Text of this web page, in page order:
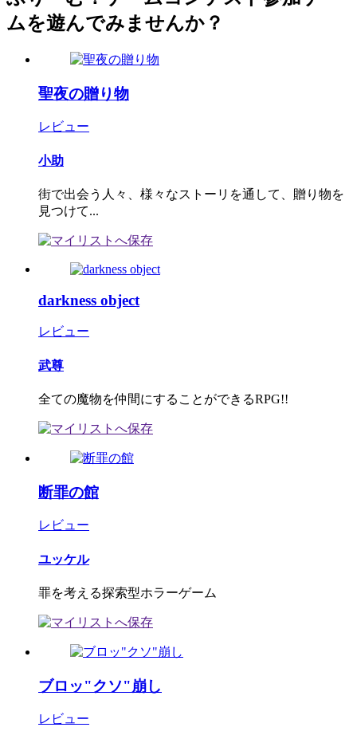
ムを遊んでみませんか？
聖夜の贈り物
レビュー
小助
街で出会う人々、様々なストーリを通して、贈り物を
見つけて...
darkness object
レビュー
武尊
全ての魔物を仲間にすることができるRPG!!
断罪の館
レビュー
ユッケル
罪を考える探索型ホラーゲーム
ブロッ"クソ"崩し
レビュー